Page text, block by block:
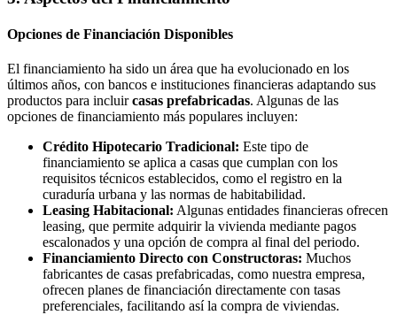
Opciones de Financiación Disponibles
El financiamiento ha sido un área que ha evolucionado en los
últimos años, con bancos e instituciones financieras adaptando sus
productos para incluircasas prefabricadas. Algunas de las
opciones de financiamiento más populares incluyen:
Crédito Hipotecario Tradicional: Este tipo de
financiamiento se aplica a casas que cumplan con los
requisitos técnicos establecidos, como el registro en la
curaduría urbana y las normas de habitabilidad.
Leasing Habitacional: Algunas entidades financieras ofrecen
leasing, que permite adquirir la vivienda mediante pagos
escalonados y una opción de compra al final del periodo.
Financiamiento Directo con Constructoras: Muchos
fabricantes de casas prefabricadas, como nuestra empresa,
ofrecen planes de financiación directamente con tasas
preferenciales, facilitando así la compra de viviendas.